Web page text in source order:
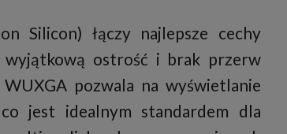
Silicon) łączy najlepsze cechy
ostrość i brak przerw
pozwala na wyświetlanie
jest idealnym standardem dla